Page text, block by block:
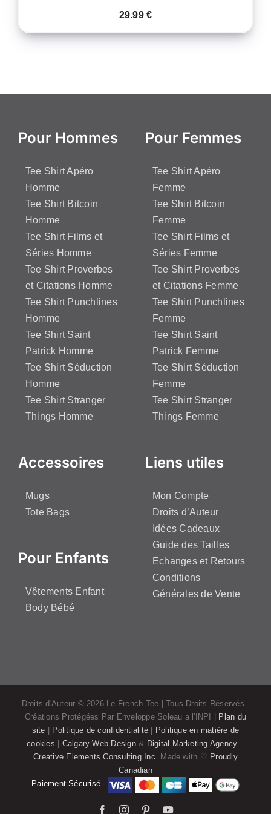
29.99€
Pour Hommes
Tee Shirt Apéro
Homme
Tee Shirt Bitcoin
Homme
Tee Shirt Films et
Séries Homme
Tee Shirt Proverbes
et Citations Homme
Tee Shirt Punchlines
Homme
Tee Shirt Saint
Patrick Homme
Tee Shirt Séduction
Homme
Tee Shirt Stranger
Things Homme
Pour Femmes
Tee Shirt Apéro
Femme
Tee Shirt Bitcoin
Femme
Tee Shirt Films et
Séries Femme
Tee Shirt Proverbes
et Citations Femme
Tee Shirt Punchlines
Femme
Tee Shirt Saint
Patrick Femme
Tee Shirt Séduction
Femme
Tee Shirt Stranger
Things Femme
Accessoires
Mugs
Tote Bags
Pour Enfants
Vêtements Enfant
Body Bébé
Liens utiles
Mon Compte
Droits d’Auteur
Idées Cadeaux
Guide des Tailles
Echanges et Retours
Conditions
Générales de Vente
Droits d'Auteur © 2026 Le French Tee | Tous Droits Réservés -
Créations Protégées Par Enveloppe Soleau a l'INPI | Plan du
site | Politique de confidentialité | Politique en matière de
cookies | Calgary Web Design& Digital Marketing Agency –
Creative Elements Consulting Inc.
Made with ♡ Proudly
Canadian
Paiement Sécurisé -
FacebookInstagramPinterestYouTube